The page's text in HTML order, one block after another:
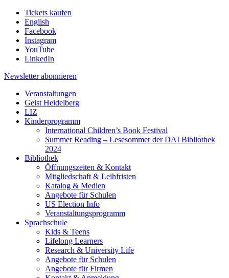
Tickets kaufen
English
Facebook
Instagram
YouTube
LinkedIn
Newsletter abonnieren
Veranstaltungen
Geist Heidelberg
LIZ
Kinderprogramm
International Children’s Book Festival
Summer Reading – Lesesommer der DAI Bibliothek
2024
Bibliothek
Öffnungszeiten & Kontakt
Mitgliedschaft & Leihfristen
Katalog & Medien
Angebote für Schulen
US Election Info
Veranstaltungsprogramm
Sprachschule
Kids & Teens
Lifelong Learners
Research & University Life
Angebote für Schulen
Angebote für Firmen